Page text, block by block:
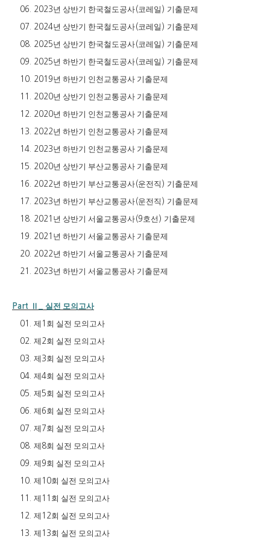
06. 2023년 상반기 한국철도공사( 코레일 ) 기출문제
07. 2024년 상반기 한국철도공사( 코레일 ) 기출문제
08. 2025년 상반기 한국철도공사( 코레일 ) 기출문제
09. 2025년 하반기 한국철도공사( 코레일 ) 기출문제
10. 2019년 하반기 인천교통공사 기출문제
11. 2020년 상반기 인천교통공사 기출문제
12. 2020년 하반기 인천교통공사 기출문제
13. 2022년 하반기 인천교통공사 기출문제
14. 2023년 하반기 인천교통공사 기출문제
15. 2020년 상반기 부산교통공사 기출문제
16. 2022년 하반기 부산교통공사(운전직 ) 기출문제
17. 2023년 하반기 부산교통공사(운전직 ) 기출문제
18. 2021 년 상반기 서울교통공사(9호선 ) 기출문제
19. 2021 년 하반기 서울교통공사 기출문제
20. 2022년 하반기 서울교통공사 기출문제
21. 2023년 하반기 서울교통공사 기출문제
Part Ⅱ 실전 모의고사
01.제 1 회 실전 모의고사
02.제 2회 실전 모의고사
03.제 3회 실전 모의고사
04.제4회 실전 모의고사
05.제 5회 실전 모의고사
06.제 6회 실전 모의고사
07.제 7회 실전 모의고사
08.제 8회 실전 모의고사
09.제 9회 실전 모의고사
10.제 10회 실전 모의고사
11.제 11 회 실전 모의고사
12.제 12회 실전 모의고사
13.제 13회 실전 모의고사